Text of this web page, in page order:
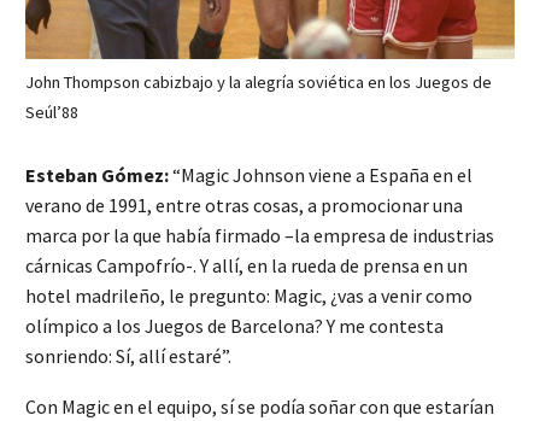
John Thompson cabizbajo y la alegría soviética en los Juegos de
Seúl’88
Esteban Gómez:“Magic Johnson viene a España en el
verano de 1991, entre otras cosas, a promocionar una
marca por la que había firmado –la empresa de industrias
cárnicas Campofrío-. Y allí, en la rueda de prensa en un
hotel madrileño, le pregunto: Magic, ¿vas a venir como
olímpico a los Juegos de Barcelona? Y me contesta
sonriendo: Sí, allí estaré”.
Con Magic en el equipo, sí se podía soñar con que estarían